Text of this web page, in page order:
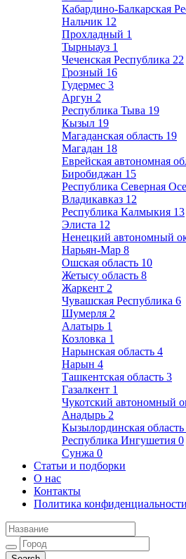
Кабардино-Балкарская
Нальчик 12
Прохладный 1
Тырныауз 1
Чеченская Республика 22
Грозный 16
Гудермес 3
Аргун 2
Республика Тыва 19
Кызыл 19
Магаданская область 19
Магадан 18
Еврейская автономная
Биробиджан 15
Республика Северная
Владикавказ 12
Республика Калмыкия 13
Элиста 12
Ненецкий автономный
Нарьян-Мар 8
Ошская область 10
Жетысу область 8
Жаркент 2
Чувашская Республика 6
Шумерля 2
Алатырь 1
Козловка 1
Нарынская область 4
Нарын 4
Ташкентская область 3
Газалкент 1
Чукотский автономный
Анадырь 2
Кызылординская область
Республика Ингушетия 0
Сунжа 0
Статьи и подборки
О нас
Контакты
Политика конфиденциальности